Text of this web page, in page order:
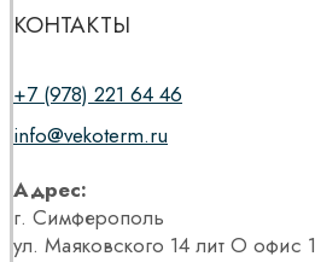
КОНТАКТЫ
+7 (978) 221 64 46
info@vekoterm.ru
Адрес:
г. Симферополь
ул. Маяковского 14 лит О офис 1